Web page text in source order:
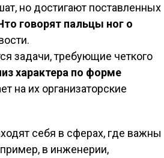
но достигают поставленных
говорят пальцы ног о
задачи, требующие четкого
характера по форме
на их организаторские
себя в сферах, где важны
в инженерии,